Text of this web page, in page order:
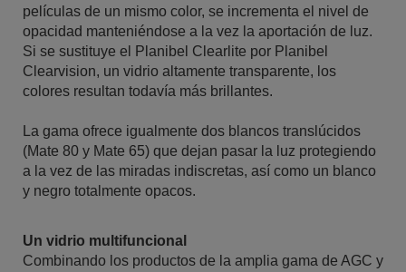
películas de un mismo color, se incrementa el nivel de
opacidad manteniéndose a la vez la aportación de luz.
Si se sustituye el Planibel Clearlite por Planibel
Clearvision, un vidrio altamente transparente, los
colores resultan todavía más brillantes.
La gama ofrece igualmente dos blancos translúcidos
(Mate 80 y Mate 65) que dejan pasar la luz protegiendo
a la vez de las miradas indiscretas, así como un blanco
y negro totalmente opacos.
Un vidrio multifuncional
Combinando los productos de la amplia gama de AGC y